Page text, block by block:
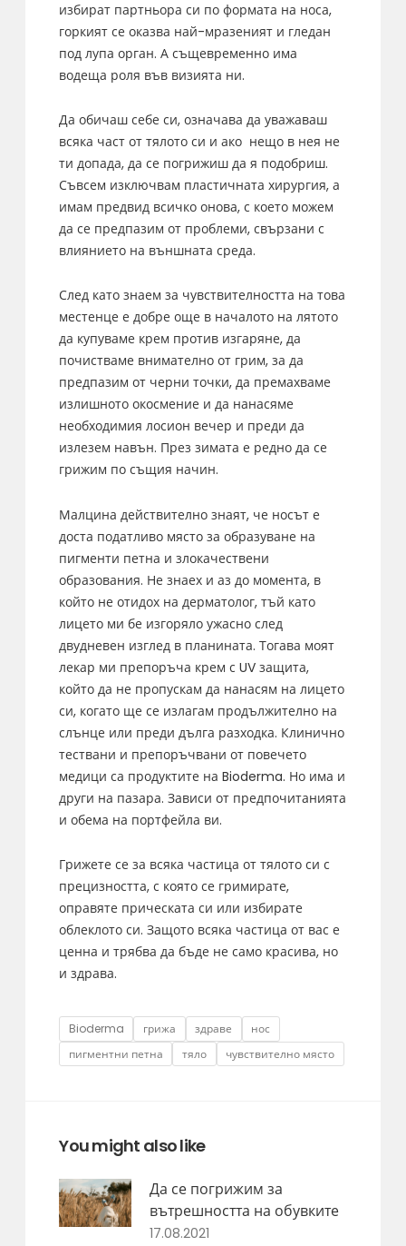
избират партньора си по формата на носа,
горкият се оказва най-мразеният и гледан
под лупа орган. А същевременно има
водеща роля във визията ни.
Да обичаш себе си, означава да уважаваш
всяка част от тялото си и ако нещо в нея не
ти допада, да се погрижиш да я подобриш.
Съвсем изключвам пластичната хирургия, а
имам предвид всичко онова, с което можем
да се предпазим от проблеми, свързани с
влиянието на външната среда.
След като знаем за чувствителността на това
местенце е добре още в началото на лятото
да купуваме крем против изгаряне, да
почистваме внимателно от грим, за да
предпазим от черни точки, да премахваме
излишното окосмение и да нанасяме
необходимия лосион вечер и преди да
излезем навън. През зимата е редно да се
грижим по същия начин.
Малцина действително знаят, че носът е
доста податливо място за образуване на
пигменти петна и злокачествени
образования. Не знаех и аз до момента, в
който не отидох на дерматолог, тъй като
лицето ми бе изгоряло ужасно след
двудневен изглед в планината. Тогава моят
лекар ми препоръча крем с UV защита,
който да не пропускам да нанасям на лицето
си, когато ще се излагам продължително на
слънце или преди дълга разходка. Клинично
тествани и препоръчвани от повечето
медици са продуктите на Bioderma. Но има и
други на пазара. Зависи от предпочитанията
и обема на портфейла ви.
Грижете се за всяка частица от тялото си с
прецизността, с която се гримирате,
оправяте прическата си или избирате
облеклото си. Защото всяка частица от вас е
ценна и трябва да бъде не само красива, но
и здрава.
Tags
Bioderma грижа здраве
нос
пигментни петна
тяло чувствително място
You might also like
Да се погрижим за
вътрешността на обувките
17.08.2021